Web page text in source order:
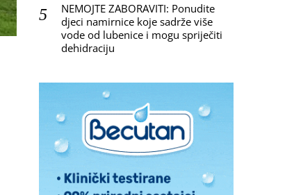
NEMOJTE ZABORAVITI: Ponudite
djeci namirnice koje sadrže više
vode od lubenice i mogu spriječiti
dehidraciju